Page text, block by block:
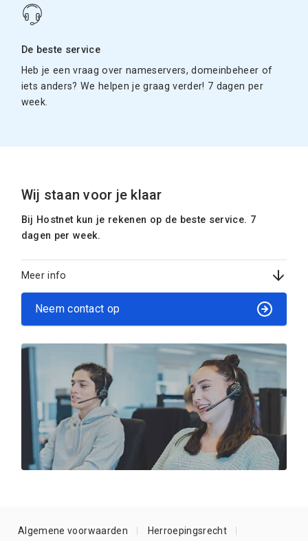
De beste service
Heb je een vraag over nameservers, domeinbeheer of
iets anders? We helpen je graag verder! 7 dagen per
week.
Wij staan voor je klaar
Bij Hostnet kun je rekenen op de beste service. 7
dagen per week.
Meer info
Neem contact op
Algemene voorwaarden Herroepingsrecht